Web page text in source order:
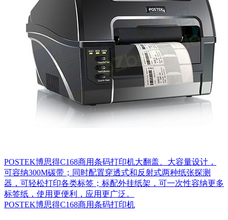
POSTEK博思得C168商用条码打印机大翻盖、大容量设计，
可容纳300M碳带；同时配置穿透式和反射式两种纸张探测
器，可轻松打印各类标签；标配外挂纸架，可一次性容纳更多
标签纸，使用更便利，应用更广泛。
POSTEK博思得C168商用条码打印机